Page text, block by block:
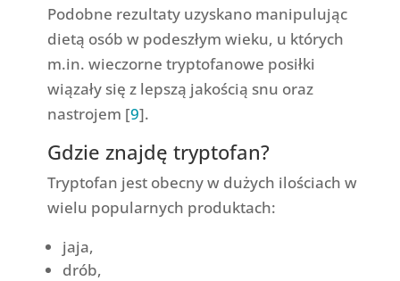
Podobne rezultaty uzyskano manipulując
dietą osób w podeszłym wieku, u których
m.in. wieczorne tryptofanowe posiłki
wiązały się z lepszą jakością snu oraz
nastrojem [9].
Gdzie znajdę tryptofan?
Tryptofan jest obecny w dużych ilościach w
wielu popularnych produktach:
jaja,
drób,